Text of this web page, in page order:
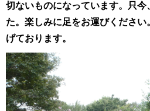
切ないものになっています。只今
た。楽しみに足をお運びくださ
げております。